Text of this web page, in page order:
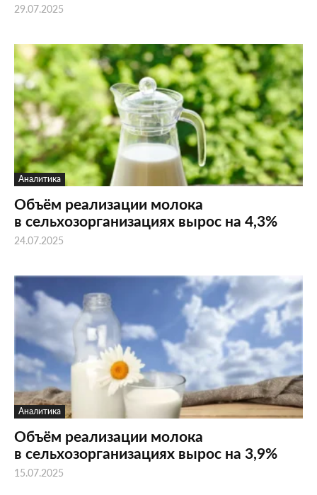
29.07.2025
Аналитика
Объём реализации молока
в сельхозорганизациях вырос на 4,3%
24.07.2025
Аналитика
Объём реализации молока
в сельхозорганизациях вырос на 3,9%
15.07.2025